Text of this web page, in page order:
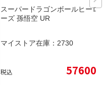
スーパードラゴンボールヒーロ
ーズ 孫悟空 UR
マイストア在庫： 2730
税込 57600